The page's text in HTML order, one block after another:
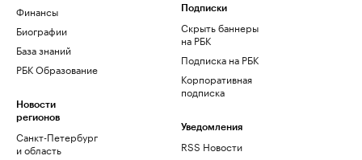
Финансы
Биографии
База знаний
РБК Образование
Новости
регионов
Санкт-Петербург
и область
Подписки
Скрыть баннеры
на РБК
Подписка на РБК
Корпоративная
подписка
Уведомления
RSS Новости